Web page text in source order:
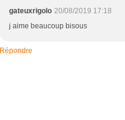
gateuxrigolo 20/08/2019 17:18
j aime beaucoup bisous
Répondre